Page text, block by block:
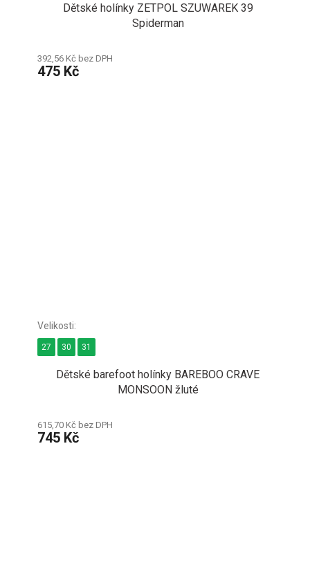
Dětské holínky ZETPOL SZUWAREK 39
Spiderman
392,56 Kč bez DPH
475 Kč
Dětské barefoot holínky BAREBOO CRAVE
MONSOON žluté
615,70 Kč bez DPH
745 Kč
27 30 31